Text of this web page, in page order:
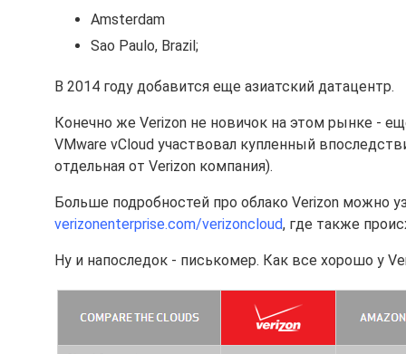
Amsterdam
Sao Paulo, Brazil;
В 2014 году добавится еще азиатский датацентр.
Конечно же Verizon не новичок на этом рынке -
VMware vCloud участвовал купленный
отдельная от Verizon компания).
Больше подробностей про облако Verizon можно
verizonenterprise.com/verizoncloud, где также
Ну и напоследок - писькомер. Как все хорошо у